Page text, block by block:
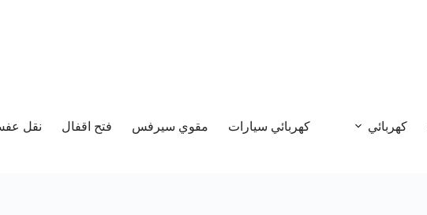
كهربائي كهربائي سيارات مقوي سيرفس فتح اقفال نقل